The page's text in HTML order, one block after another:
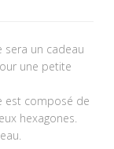
sera un cadeau
une petite
est composé de
hexagones.